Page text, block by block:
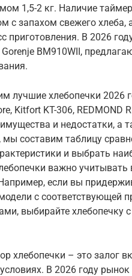
1,5-2 кг. Наличие
с запахом свежего хлеба,
приготовления. В 2026
Gorenje BM910WII,
лучшие хлебопечки 2026
Kitfort KT-306, REDMOND
и недостатки, а
составим таблицу
и выбрать
важно
если вы
с соответствующей
выбирайте хлебопечку
хлебопечки – это залог
В 2026 году